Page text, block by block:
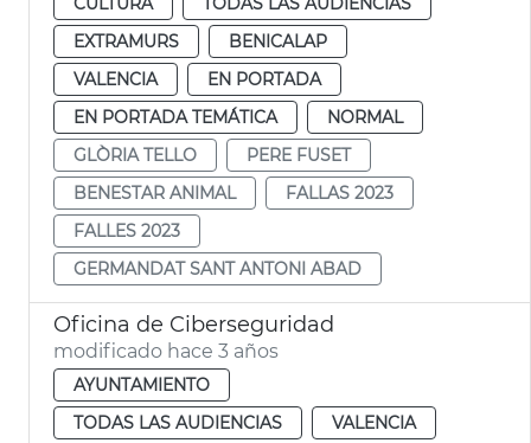
EXTRAMURS
BENICALAP
VALENCIA
EN PORTADA
EN PORTADA TEMÁTICA
NORMAL
GLÒRIA TELLO
PERE FUSET
BENESTAR ANIMAL
FALLAS 2023
FALLES 2023
GERMANDAT SANT ANTONI ABAD
Oficina de Ciberseguridad
modificado hace 3 años
AYUNTAMIENTO
TODAS LAS AUDIENCIAS
VALENCIA